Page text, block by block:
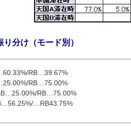
分け（モード別）
RB…39.67%
RB…75.00%
RB…75.00%
…RB43.75%